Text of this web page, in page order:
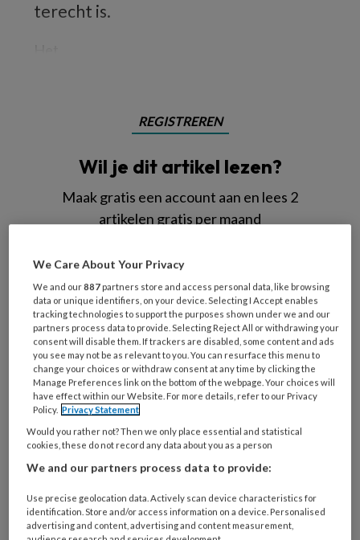
terecht is.
REGISTREREN
Wil je dit artikel lezen?
Maak gratis een account aan en lees 2
artikelen gratis per maand
Al een account of abonnement?
Wat
is
je
e-
mailadres?
* *
Kies
je
wachtwoord*
Kies
je
functie *
Bij
welke
organisatie
We Care About Your Privacy
We and our887 partners store and access personal data, like browsing
data or unique identifiers, on your device. Selecting I Accept enables
tracking technologies to support the purposes shown under we and our
partners process data to provide. Selecting Reject All or withdrawing your
consent will disable them. If trackers are disabled, some content and ads
you see may not be as relevant to you. You can resurface this menu to
change your choices or withdraw consent at any time by clicking the
Manage Preferences link on the bottom of the webpage. Your choices will
have effect within our Website. For more details, refer to our Privacy
Policy. Privacy Statement
Would you rather not? Then we only place essential and statistical
cookies, these do not record any data about you as a person
We and our partners process data to provide:
Use precise geolocation data. Actively scan device characteristics for
identification. Store and/or access information on a device. Personalised
advertising and content, advertising and content measurement,